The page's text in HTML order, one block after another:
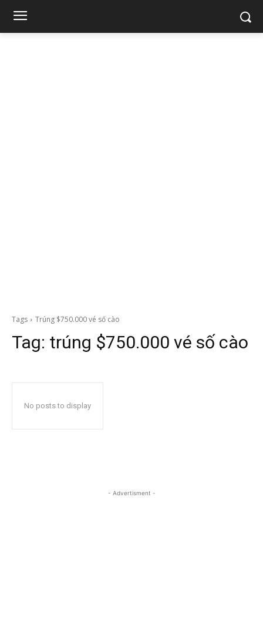
Tags Trúng $750.000 vé số cào
Tag: trúng $750.000 vé số cào
No posts to display
- Advertisment -